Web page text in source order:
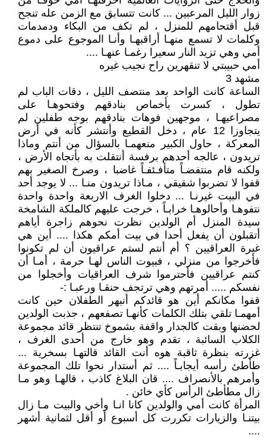
زوار الليل المرعبين ... كانت تتسابق مع الزمن عله تنجح
قبل أقتحامهم للمنزل ، لم تكف من البكاء ودمدمات
وكلمات لا تسمع منهـا أراقبهـا وأنـا الموجوع على دموع
أمي وهي تزيد النار سعيرا رغمـا عنهـا ....
أمي حبيبتي لا تنقهرين راح نجيب غيره
مشهد 3
الساعة كانت الواحد بعد منتصف الليل ، دقات الباب لم
تطول ، كسرت بأخماص بنادقهم وفتحوهـا على
مصراعيهـا ، موجهين فوهات بنادقهم بوجه طفلين لم
يتجاوزا 12 عام ، دخل القطيع وأنتشر كأنه في أرض
المعركة ، حاول الكبير منعهمـا بالسؤال من أنتم وماذا
تريدون ، عالجه أحدهم برفسة أنتقلت به بأتجاه الأرض ،
ولكنه قام منتفضـاً متأفـئفـاً غاضبا ، وصرخ الصغير بهم
قفوا لا تضربوا شقيقي ، مـاذا تريدون منـا ... لا يوجد أحد
في البيت غيرنـا ... دخلوا الغرف الاربعة واحدة واحدة
نتفوهـا وأحالوهـا خرابـاً ، خرجت عليهم كالملكة الشامخة
سيدة المنزل أم الولدين نظرت نحوهم زاجرة أياهم
أتقبلون أن يفعل أحدا في بيت أمكم هكذا .... أين هي
غيرة العراقيين ؟ أم أنتم لستم عراقيون أن لم تكونوا
فأخرجوا من منزلي ، فبيوت الناس لهـا حرمة ، أمـا أن
كنتم عراقيين فأحترموا شرف العراقيات وأخجلوا من
نفسكم ..... أمرتهم وهي ترتجف حنقـا ورعبـا :-
قفوا مكانكم أين هو قائدكم أنبهر الطفلان حين كانت
أمهمـا تلقي بتلك الكلمات كأنهـا تصفعهم ، جذبت الولدين
لحضنها وبقت كالجدار واقفة بشموخ تنتظر قائد مجموعة
الكلاب السائبة ، تقدم وهو خارج من أحدى الغرف ،
غزرته بنظرة ثاقبة هوه أنت القائد قالتهـا بسخرية ...
طأطئ رأسه أيجابـاً .... ثم أستدار نحوا تلك المجموعة
وأمرهم بالأنصراف .... قان البلاغ كاذب ، قالهـا وهو مـا
زال مطأطئ الرأس كأي خائن .
المرأة كانت أمي والولدين كانا انـا وأخي والبيت مـا زال
بيتنـا والزيارات تكررت كل أسبوع أو أقل لثمانية أشهر
....